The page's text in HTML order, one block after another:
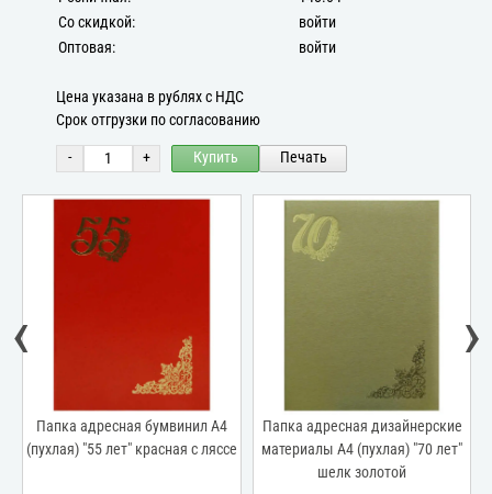
Со скидкой:
войти
Оптовая:
войти
Цена указана в рублях с НДС
Срок отгрузки по согласованию
- + Купить Печать
Папка адресная бумвинил А4
(пухлая) "55 лет" красная с ляссе
Папка адресная дизайнерские
материалы А4 (пухлая) "70 лет"
шелк золотой
‹ ›